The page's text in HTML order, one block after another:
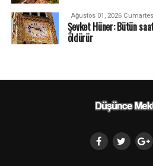
Ağustos 01, 2026
Şevket Hüner: Bütün
öldürür